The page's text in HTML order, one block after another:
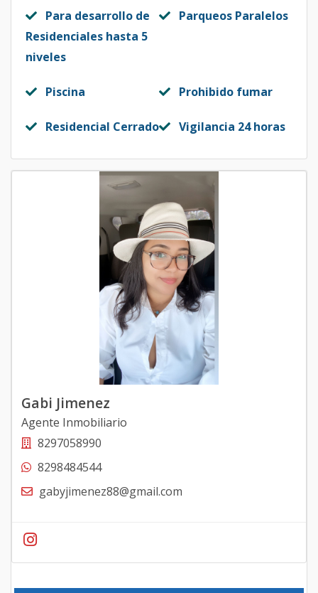
Para desarrollo de
Residenciales hasta 5
niveles
Parqueos Paralelos
Piscina Prohibido fumar
Residencial Cerrado Vigilancia 24 horas
Gabi Jimenez
Agente Inmobiliario
8297058990
8298484544
gabyjimenez88@gmail.com